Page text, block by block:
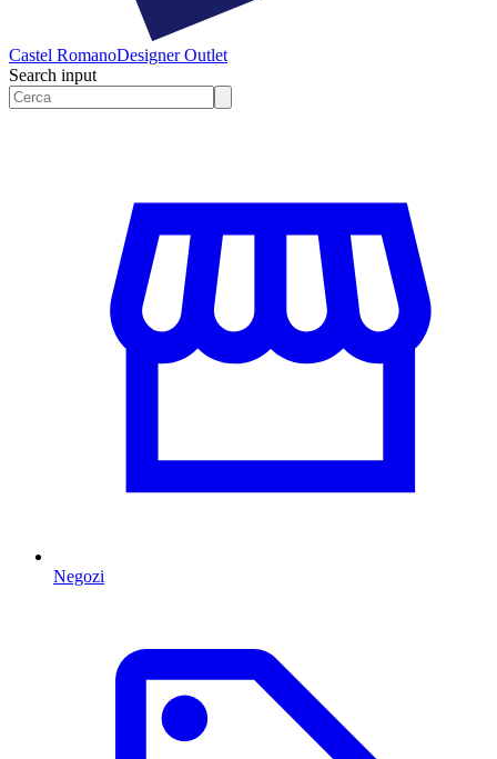
Castel RomanoDesigner Outlet
Search input
Negozi